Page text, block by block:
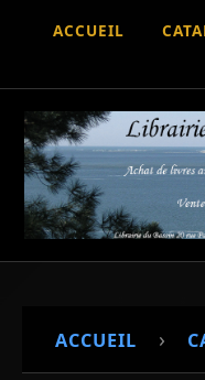
ACCUEIL
ACCUEIL ›